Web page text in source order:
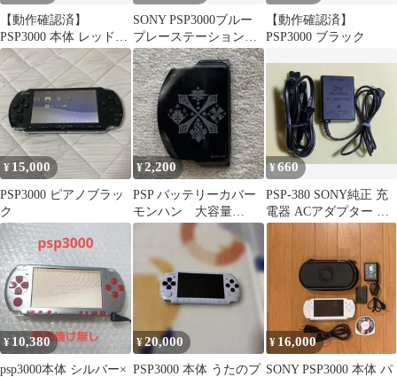
【動作確認済】
PSP3000 本体 レッド
充電器 メモリーカー
ド8GB付き
SONY PSP3000ブルー
プレーステーションポ
ータブル 中古品
【動作確認済】
PSP3000 ブラック
¥ 15,000
PSP3000 ピアノブラッ
ク
¥2,200
PSP バッテリーカバー
モンハン 大容量
PSP3000/2000用
¥660
PSP-380 SONY純正 充
電器 ACアダプター 各
¥ 10,380
psp3000本体 シルバー×
¥20,000
PSP3000 本体 うたのプ
¥ 16,000
SONY PSP3000 本体 パ